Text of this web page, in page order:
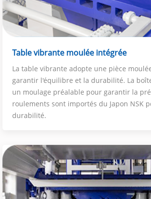
Table vibrante moulée intégrée
La table vibrante adopte une pièce
garantir l'équilibre et la durabilité. La
un moulage préalable pour garantir la
roulements sont importés du Japon NSK
durabilité.